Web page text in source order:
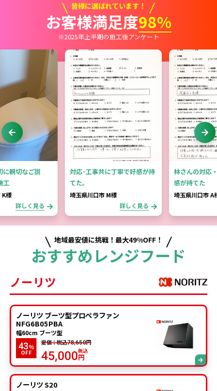
皆様に選ばれています！
お客様満足度98%
※2025年上半期の施工後アンケート
に親切なご説
工
K様
詳しく見る
対応･工事共に丁寧で好感が持
てた。
埼玉県川口市 M様
詳しく見る
林さんの対応
感が持てた
埼玉県川口市 A
地域最安値に挑戦！最大49%OFF！
おすすめレンジフード
ノーリツ
ノーリツ ブーツ型プロペラファン
NFG6B05PBA
幅60cm ブーツ型
43%
OFF
定価：税込78,650円
45,000税込
円
ノーリツ S20